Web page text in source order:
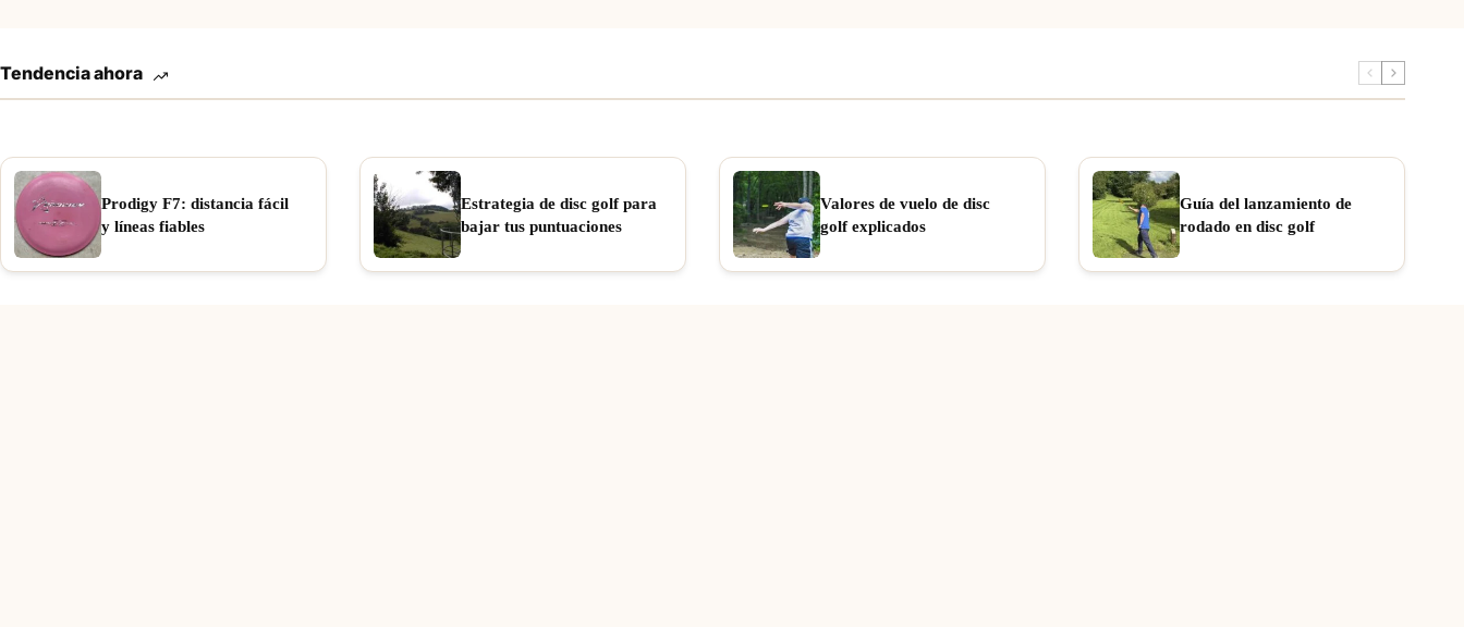
Tendencia ahora
Prodigy F7: distancia fácil
y líneas fiables
Estrategia de disc golf para
bajar tus puntuaciones
Valores de vuelo de disc
golf explicados
Guía del lanzamiento de
rodado en disc golf